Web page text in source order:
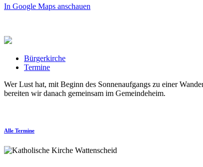
In Google Maps anschauen
Bürgerkirche
Termine
Wer Lust hat, mit Beginn des Sonnenaufgangs zu einer
bereiten wir danach gemeinsam im Gemeindeheim.
Alle Termine